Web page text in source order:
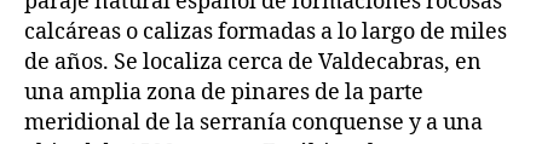
calcáreas o calizas formadas a lo largo de miles
de años. Se localiza cerca de Valdecabras, en
una amplia zona de pinares de la parte
meridional de la serranía conquense y a una